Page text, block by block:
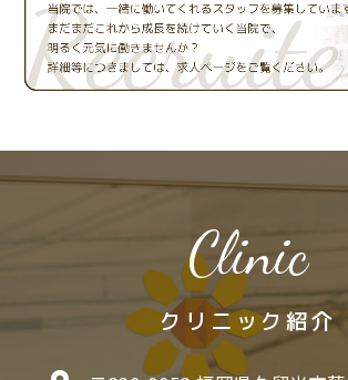
Clinic
クリニック紹介